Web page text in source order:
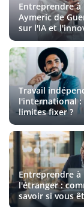
Entreprendre à
Aymeric de
sur l'IA et
Travail
l'international :
limites fixer ?
Entreprendre à
l'étranger :
savoir si vous